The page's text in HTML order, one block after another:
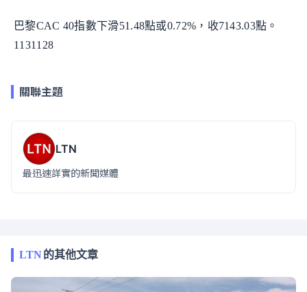
巴黎CAC 40指數下滑51.48點或0.72%，收7143.03點。
1131128
關聯主題
LTN
最迅速詳實的新聞媒體
LTN的其他文章